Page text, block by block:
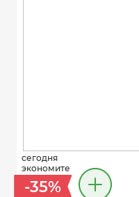
сегодня
экономите
-35%